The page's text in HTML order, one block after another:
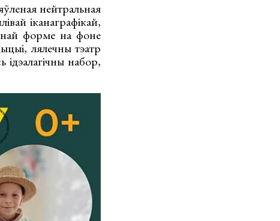
нейтральная
іканаграфікай,
форме на фоне
лялечны тэатр
набор,